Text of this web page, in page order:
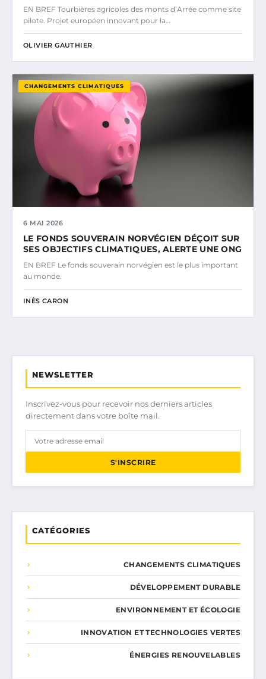
EN BREF Tourbières agricoles des monts d’Arrée comme site
pilote. Projet européen innovant pour la…
OLIVIER GAUTHIER
CHANGEMENTS CLIMATIQUES
6 MAI 2026
LE FONDS SOUVERAIN NORVÉGIEN DÉÇOIT SUR
SES OBJECTIFS CLIMATIQUES, ALERTE UNE ONG
EN BREF Le fonds souverain norvégien est le plus important
au monde.
INÈS CARON
NEWSLETTER
Inscrivez-vous pour recevoir nos derniers articles
directement dans votre boîte mail.
S'INSCRIRE
CATÉGORIES
CHANGEMENTS CLIMATIQUES
DÉVELOPPEMENT DURABLE
ENVIRONNEMENT ET ÉCOLOGIE
INNOVATION ET TECHNOLOGIES VERTES
ÉNERGIES RENOUVELABLES